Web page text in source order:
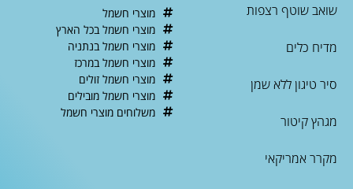
שואב שוטף רצפות
מדיח כלים
סיר טיגון ללא שמן
מגהץ קיטור
מקרר אמריקאי
מוצרי חשמל
מוצרי חשמל בכל הארץ
מוצרי חשמל בנתניה
מוצרי חשמל במרכז
מוצרי חשמל זולים
מוצרי חשמל מובילים
משלוחים מוצרי חשמל